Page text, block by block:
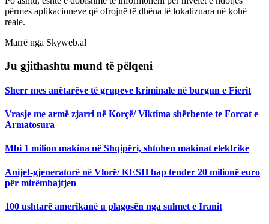
përmes aplikacioneve që ofrojnë të dhëna të lokalizuara në kohë
reale.
Marrë nga Skyweb.al
Ju gjithashtu mund të pëlqeni
Sherr mes anëtarëve të grupeve kriminale në burgun e Fierit
Vrasje me armë zjarri në Korçë/ Viktima shërbente te Forcat e
Armatosura
Mbi 1 milion makina në Shqipëri, shtohen makinat elektrike
Anijet-gjeneratorë në Vlorë/ KESH hap tender 20 milionë euro
për mirëmbajtjen
100 ushtarë amerikanë u plagosën nga sulmet e Iranit